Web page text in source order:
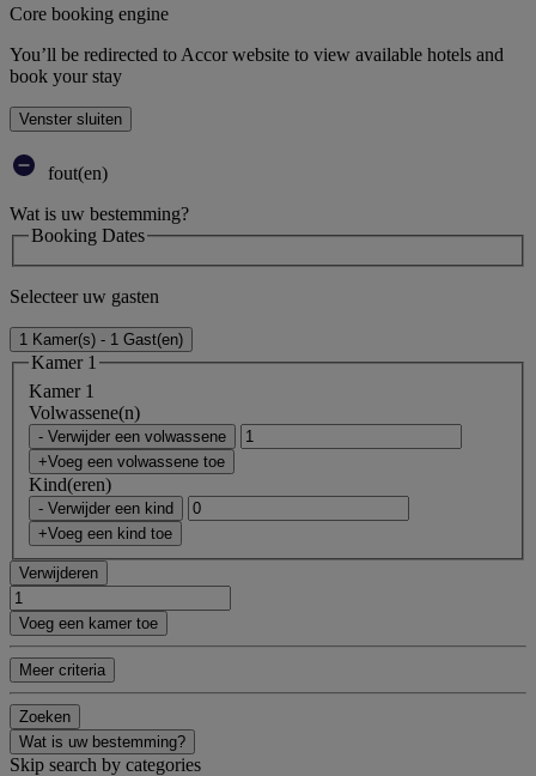
Core booking engine
You’ll be redirected to Accor website to view available hotels and
book your stay
Venster sluiten
fout(en)
Wat is uw bestemming?
Booking Dates
Selecteer uw gasten
1 Kamer(s) - 1 Gast(en)
Kamer 1
Kamer 1
Volwassene(n)
- Verwijder een volwassene
+Voeg een volwassene toe
Kind(eren)
- Verwijder een kind
+Voeg een kind toe
Verwijderen
Voeg een kamer toe
Meer criteria
Zoeken
Wat is uw bestemming?
Skip search by categories